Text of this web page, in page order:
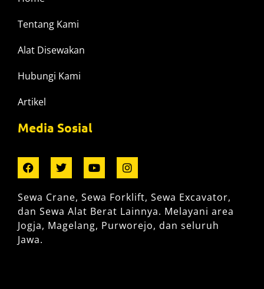
Tentang Kami
Alat Disewakan
Hubungi Kami
Artikel
Media Sosial
Sewa Crane, Sewa Forklift, Sewa Excavator,
dan Sewa Alat Berat Lainnya. Melayani area
Jogja, Magelang, Purworejo, dan seluruh
Jawa.